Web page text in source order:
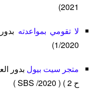
2021)
لا تقومي بمواعدته
1/2020)
متجر سيت بيول بدور
ح 2 ) ( SBS /2020 )